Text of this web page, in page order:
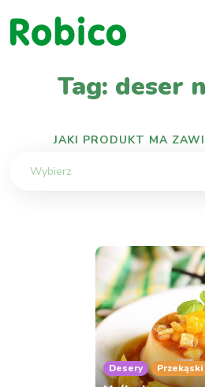
Tag: deser
JAKI PRODUKT MA
Wybierz
Desery Przekąski